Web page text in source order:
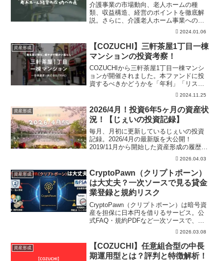
介護事業の市場動向、老人ホームの種
類、収益構造、経営のポイントを徹底解
説。さらに、介護老人ホーム事業への投
資方法としてGOLDCROWDを紹介。社会
貢献と収益性を兼ね備えた介護事業への
投資の魅力を探る。
2024.01.06
資産形成
【COZUCHI】三軒茶屋1丁目一棟
マンションの投資考察！
COZUCHIから三軒茶屋1丁目一棟マンシ
ョンが開催されました。本ファンドに投
資するべきかどうかを「年利」「リス
ク」「事業内容」の視点で解説していま
めており、本案件の投資の有無の参考に
していただければ幸いです。
2024.11.25
資産形成
2026/4月！投資6年5ヶ月の資産状
況！【じぇいの投資記録】
毎月、月初に更新しているじぇいの投資
記録。2026/4月の最新版を大公開！
2019/11月から開始した資産形成の履歴。
米国株、日本株、仮想通貨、自動売買、
ほったらかし投資の資産を公開。また現
金含めた、じぇいの総資産も公開中！
2026.04.03
資産形成
CryptoPawn（クリプトポーン）
は大丈夫？一次ソースで見る貸金
業登録と規約リスク
CryptoPawn（クリプトポーン）は暗号資
産を担保に日本円を借りるサービス。公
式FAQ・規約PDFなど一次ソースで、貸
（BitHills/H&W Sisters）、入出金導線、
担保精算、仲裁条項を整理。懸念点が多
いため初心者は慎重に。
2026.03.08
資産形成
【COZUCHI】任意組合型の中長
期運用型とは？評判と特徴解析！